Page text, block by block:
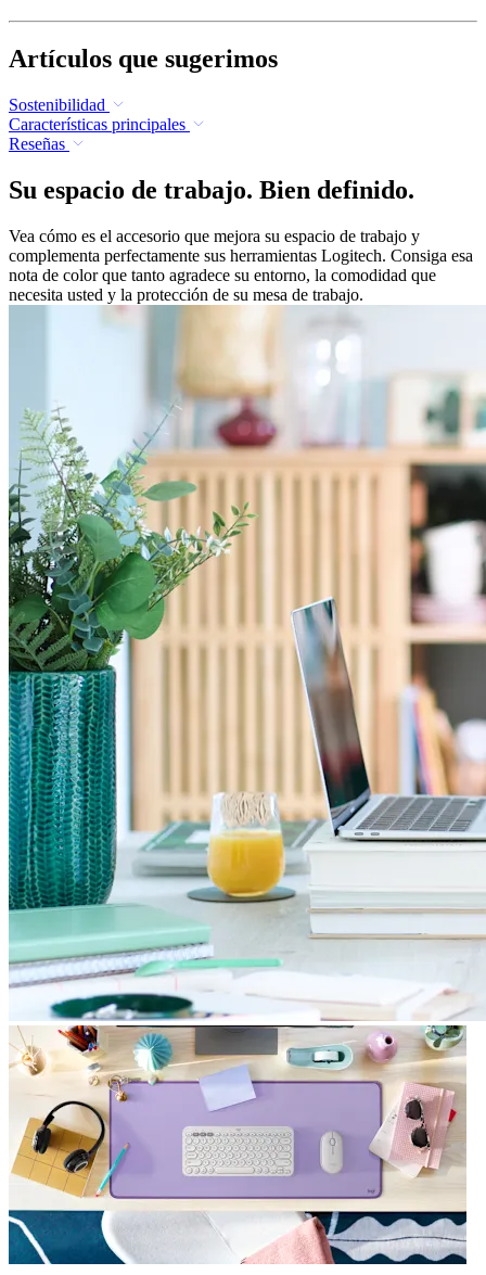
Artículos que sugerimos
Sostenibilidad
Características principales
Reseñas
Su espacio de trabajo. Bien definido.
Vea cómo es el accesorio que mejora su espacio de trabajo y
complementa perfectamente sus herramientas Logitech. Consiga esa
nota de color que tanto agradece su entorno, la comodidad que
necesita usted y la protección de su mesa de trabajo.